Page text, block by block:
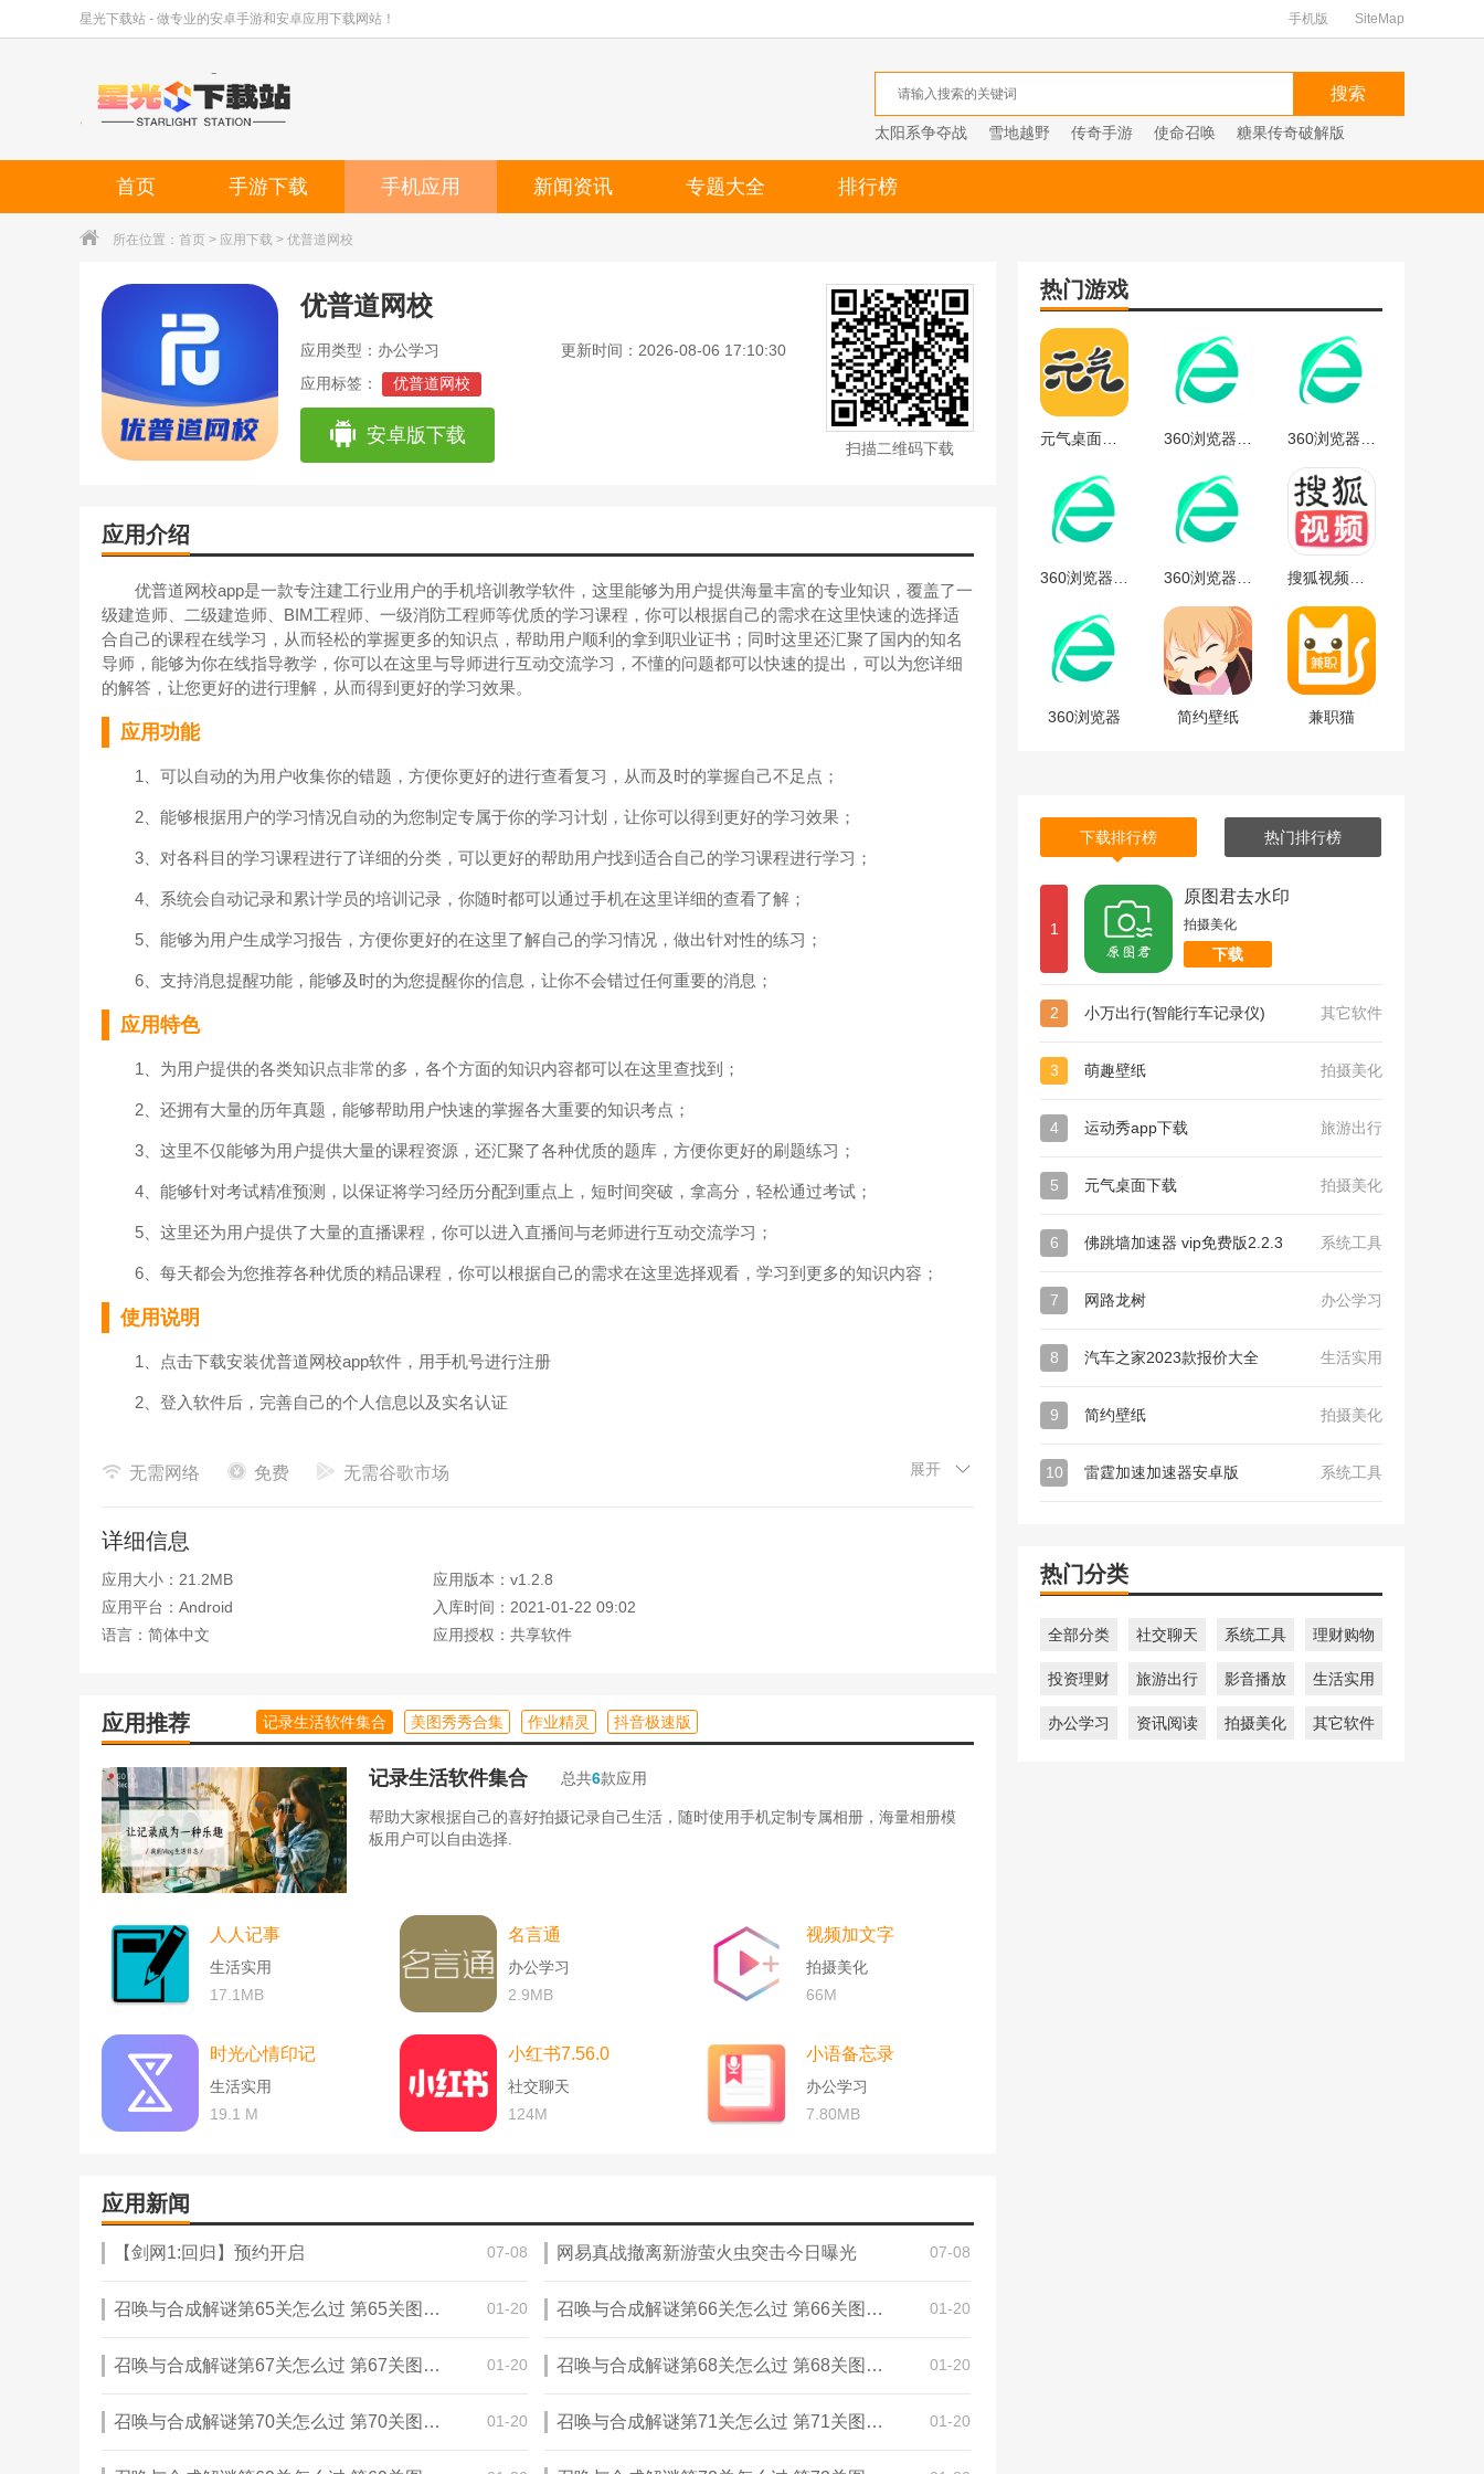
星光下载站 - 做专业的安卓手游和安卓应用下载网站！ 手机版 SiteMap
太阳系争夺战 雪地越野 传奇手游 使命召唤 糖果传奇破解版
首页 手游下载 手机应用 新闻资讯 专题大全 排行榜
所在位置： 首页 > 应用下载 > 优普道网校
优普道网校
应用类型：办公学习
更新时间：2026-08-06 17:10:30
应用标签：
优普道网校
安卓版下载
扫描二维码下载
应用介绍
优普道网校app是一款专注建工行业用户的手机培训教学软件，这里能够为用户提供海量丰富的专业知识，覆盖了一
级建造师、二级建造师、BIM工程师、一级消防工程师等优质的学习课程，你可以根据自己的需求在这里快速的选择适
合自己的课程在线学习，从而轻松的掌握更多的知识点，帮助用户顺利的拿到职业证书；同时这里还汇聚了国内的知名
导师，能够为你在线指导教学，你可以在这里与导师进行互动交流学习，不懂的问题都可以快速的提出，可以为您详细
的解答，让您更好的进行理解，从而得到更好的学习效果。
应用功能
1、可以自动的为用户收集你的错题，方便你更好的进行查看复习，从而及时的掌握自己不足点；
2、能够根据用户的学习情况自动的为您制定专属于你的学习计划，让你可以得到更好的学习效果；
3、对各科目的学习课程进行了详细的分类，可以更好的帮助用户找到适合自己的学习课程进行学习；
4、系统会自动记录和累计学员的培训记录，你随时都可以通过手机在这里详细的查看了解；
5、能够为用户生成学习报告，方便你更好的在这里了解自己的学习情况，做出针对性的练习；
6、支持消息提醒功能，能够及时的为您提醒你的信息，让你不会错过任何重要的消息；
应用特色
1、为用户提供的各类知识点非常的多，各个方面的知识内容都可以在这里查找到；
2、还拥有大量的历年真题，能够帮助用户快速的掌握各大重要的知识考点；
3、这里不仅能够为用户提供大量的课程资源，还汇聚了各种优质的题库，方便你更好的刷题练习；
4、能够针对考试精准预测，以保证将学习经历分配到重点上，短时间突破，拿高分，轻松通过考试；
5、这里还为用户提供了大量的直播课程，你可以进入直播间与老师进行互动交流学习；
6、每天都会为您推荐各种优质的精品课程，你可以根据自己的需求在这里选择观看，学习到更多的知识内容；
使用说明
1、点击下载安装优普道网校app软件，用手机号进行注册
2、登入软件后，完善自己的个人信息以及实名认证
4、点击搜索，用户可以在这里快速的一键搜索自己需要的学习课程
无需网络 免费 无需谷歌市场 展开
详细信息
应用大小：21.2MB
应用版本：v1.2.8
应用平台：Android
入库时间：2021-01-22 09:02
语言：简体中文
应用授权：共享软件
应用推荐 记录生活软件集合 美图秀秀合集 作业精灵 抖音极速版
记录生活软件集合 总共6款应用
帮助大家根据自己的喜好拍摄记录自己生活，随时使用手机定制专属相册，海量相册模
板用户可以自由选择.
人人记事
生活实用
17.1MB
名言通
办公学习
2.9MB
视频加文字
拍摄美化
66M
时光心情印记
生活实用
19.1 M
小红书7.56.0
社交聊天
124M
小语备忘录
办公学习
7.80MB
应用新闻
【剑网1:回归】预约开启 07-08 网易真战撤离新游萤火虫突击今日曝光 07-08
召唤与合成解谜第65关怎么过 第65关图文通关攻略 01-20 召唤与合成解谜第66关怎么过 第66关图文通关攻略 01-20
召唤与合成解谜第67关怎么过 第67关图文通关攻略 01-20 召唤与合成解谜第68关怎么过 第68关图文通关攻略 01-20
召唤与合成解谜第70关怎么过 第70关图文通关攻略 01-20 召唤与合成解谜第71关怎么过 第71关图文通关攻略 01-20
热门游戏
360浏览器 简约壁纸 兼职猫
下载排行榜 热门排行榜
1
原图君去水印
拍摄美化
下载
2 小万出行(智能行车记录仪) 其它软件
3 萌趣壁纸 拍摄美化
4 运动秀app下载 旅游出行
5 元气桌面下载 拍摄美化
6 佛跳墙加速器 vip免费版2.2.3 系统工具
7 网路龙树 办公学习
8 汽车之家2023款报价大全 生活实用
9 简约壁纸 拍摄美化
10 雷霆加速加速器安卓版 系统工具
热门分类
全部分类 社交聊天 系统工具 理财购物
投资理财 旅游出行 影音播放 生活实用
办公学习 资讯阅读 拍摄美化 其它软件